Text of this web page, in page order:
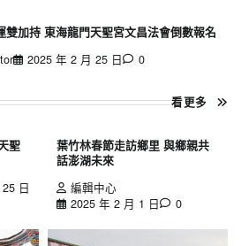
雙加持 東海龍門天聖宮文昌法會倒數報名
2025 年 2 月 25 日 0
看更多
聖
日
葉竹林春節走訪鄉里 與鄉親共
話澎湖未來
編輯中心
2025 年 2 月 1 日
0